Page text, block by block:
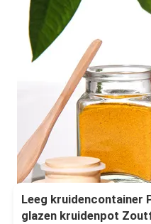
Leeg kruidencontainer
glazen kruidenpot